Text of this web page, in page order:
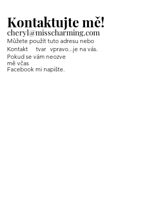
Kontaktujte mě!
cheryl@misscharming.com
Můžete použít tuto adresu nebo
Kontakt
tvar vpravo...je na vás.
Pokud se vám neozve
mě včas
Facebook mi napište.